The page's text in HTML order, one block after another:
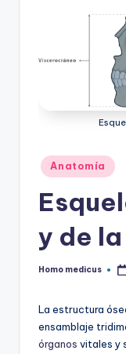
Publicado
en
Anatomía
y de
Publicado
Homo medicus
La estructura
ensamblaje
órganos vitales y